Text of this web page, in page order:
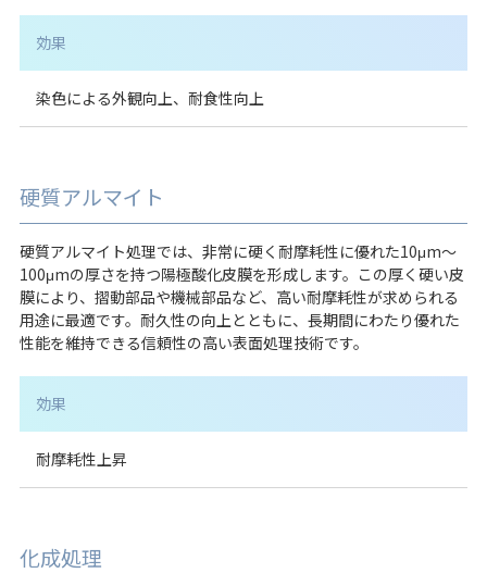
効果
染色による外観向上、耐食性向上
硬質アルマイト
硬質アルマイト処理では、非常に硬く耐摩耗性に優れた10μm～
100μmの厚さを持つ陽極酸化皮膜を形成します。この厚く硬い皮
膜により、摺動部品や機械部品など、高い耐摩耗性が求められる
用途に最適です。耐久性の向上とともに、長期間にわたり優れた
性能を維持できる信頼性の高い表面処理技術です。
効果
耐摩耗性上昇
化成処理